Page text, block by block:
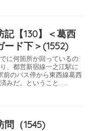
記【130】＜葛西
ド下＞(1552)
に何箇所か回っているの
、都営新宿線一之江駅に
前のバス停から東西線葛西
みだ。ということ……
（1545)